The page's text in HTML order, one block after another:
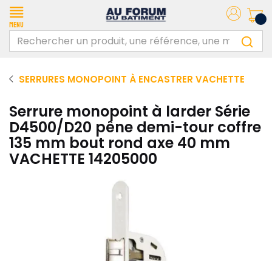
Menu
SERRURES MONOPOINT À ENCASTRER VACHETTE
Serrure monopoint à larder Série
D4500/D20 pêne demi-tour coffre
135 mm bout rond axe 40 mm
VACHETTE 14205000